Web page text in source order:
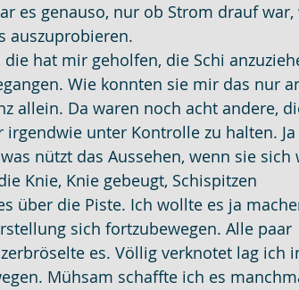
es genauso, nur ob Strom drauf war,
auszuprobieren.
die hat mir geholfen, die Schi
Wie konnten sie mir das nur
allein. Da waren noch acht andere,
unter Kontrolle zu halten.
nützt das Aussehen, wenn sie sich
Knie, Knie gebeugt, Schispitzen
über die Piste. Ich wollte es ja
sich fortzubewegen. Alle paar
es. Völlig verknotet lag ich
Mühsam schaffte ich es